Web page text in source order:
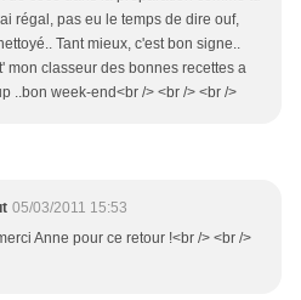
régal, pas eu le temps de dire ouf,
Tant mieux, c'est bon signe..
mon classeur des bonnes recettes a
..bon week-end<br /> <br /> <br />
05/03/2011 15:53
Anne pour ce retour !<br /> <br />